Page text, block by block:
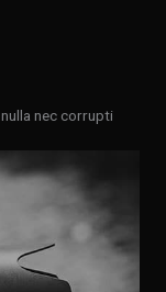
nec corrupti